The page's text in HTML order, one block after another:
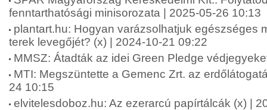
fenntarthatósági minisorozata | 2025-05-26 10:13
plantart.hu: Hogyan varázsolhatjuk egészséges
terek levegőjét? (x) | 2024-10-21 09:22
MMSZ: Átadták az idei Green Pledge
MTI: Megszüntette a Gemenc Zrt. az
24 10:15
elvitelesdoboz.hu: Az ezerarcú papírtálcák (x) |